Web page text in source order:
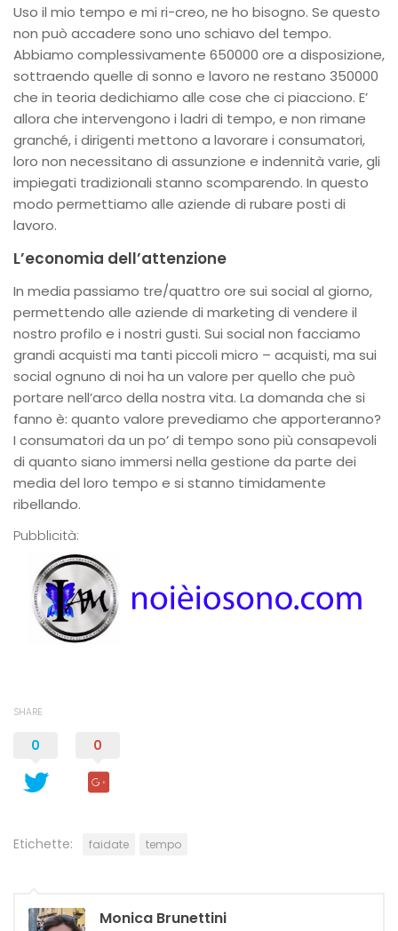
Uso il mio tempo e mi ri-creo, ne ho bisogno. Se questo
non può accadere sono uno schiavo del tempo.
Abbiamo complessivamente 650000 ore a disposizione,
sottraendo quelle di sonno e lavoro ne restano 350000
che in teoria dedichiamo alle cose che ci piacciono. E’
allora che intervengono i ladri di tempo, e non rimane
granché, i dirigenti mettono a lavorare i consumatori,
loro non necessitano di assunzione e indennità varie, gli
impiegati tradizionali stanno scomparendo. In questo
modo permettiamo alle aziende di rubare posti di
lavoro.
L’economia dell’attenzione
In media passiamo tre/quattro ore sui social al giorno,
permettendo alle aziende di marketing di vendere il
nostro profilo e i nostri gusti. Sui social non facciamo
grandi acquisti ma tanti piccoli micro – acquisti, ma sui
social ognuno di noi ha un valore per quello che può
portare nell’arco della nostra vita. La domanda che si
fanno è: quanto valore prevediamo che apporteranno?
I consumatori da un po’ di tempo sono più consapevoli
di quanto siano immersi nella gestione da parte dei
media del loro tempo e si stanno timidamente
ribellando.
Pubblicità:
SHARE
0 0
Etichette: faidate tempo
Monica Brunettini